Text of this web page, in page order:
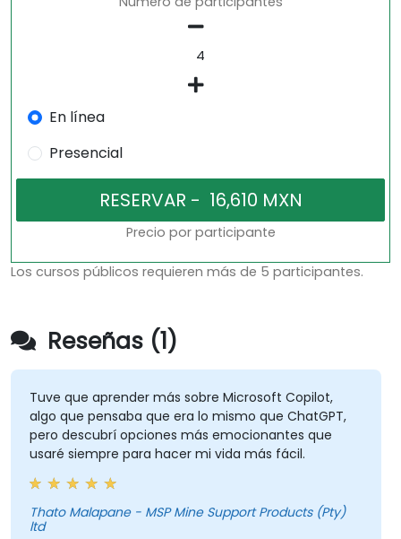
En línea
Presencial
Precio por participante
Los cursos públicos requieren más de 5 participantes.
Reseñas (1)
Tuve que aprender más sobre Microsoft Copilot,
algo que pensaba que era lo mismo que ChatGPT,
pero descubrí opciones más emocionantes que
usaré siempre para hacer mi vida más fácil.
Thato Malapane - MSP Mine Support Products (Pty)
ltd